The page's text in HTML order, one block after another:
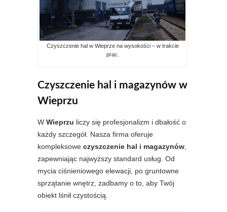
Czyszczenie hal w Wieprze na wysokości – w trakcie
prac.
Czyszczenie hal i magazynów w
Wieprzu
W Wieprzu liczy się profesjonalizm i dbałość o
każdy szczegół. Nasza firma oferuje
kompleksowe czyszczenie hal i magazynów
zapewniając najwyższy standard usług. Od
mycia ciśnieniowego elewacji, po gruntowne
sprzątanie wnętrz, zadbamy o to, aby Twój
obiekt lśnił czystością.